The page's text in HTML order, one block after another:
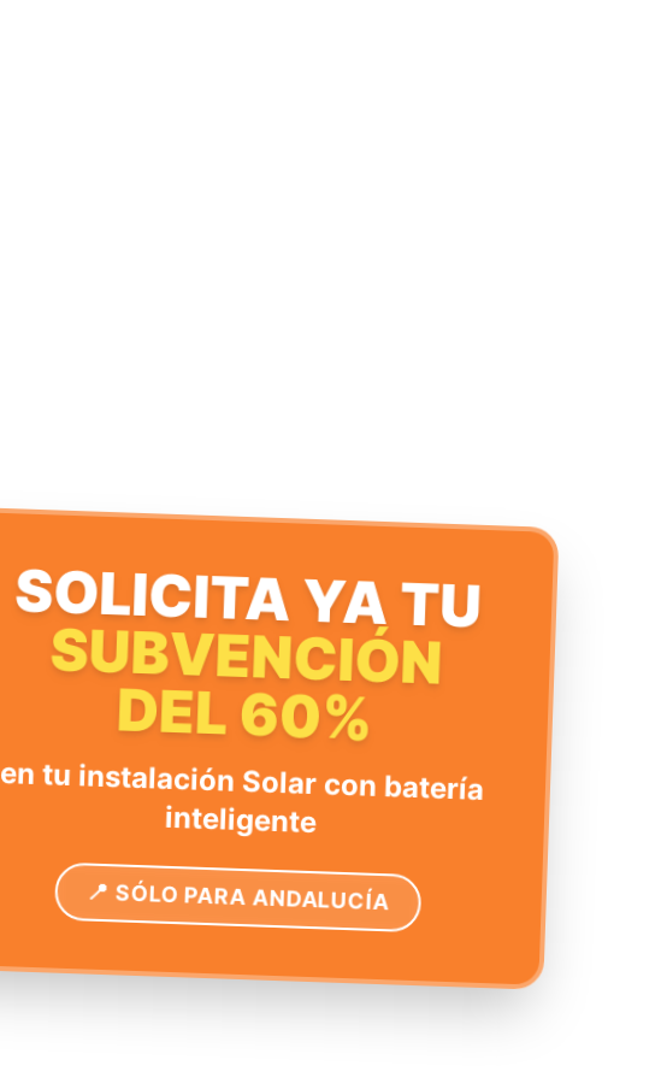
SOLICITA YA TU
SUBVENCIÓN
DEL 60%
en tu instalación Solar con batería
inteligente
📍 SÓLO PARA ANDALUCÍA